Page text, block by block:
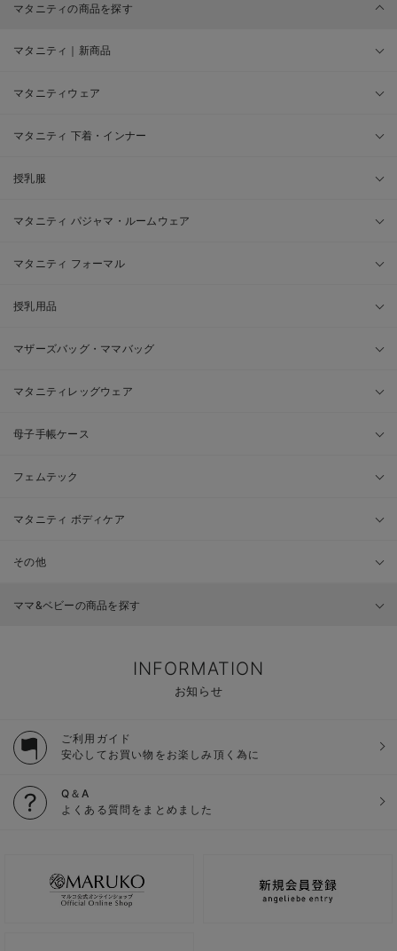
マタニティの商品を探す
マタニティ｜新商品
マタニティウェア
マタニティ 下着・インナー
授乳服
マタニティ パジャマ・ルームウェア
マタニティ フォーマル
授乳用品
マザーズバッグ・ママバッグ
マタニティレッグウェア
母子手帳ケース
フェムテック
マタニティ ボディケア
その他
ママ&ベビーの商品を探す
INFORMATION
お知らせ
ご利用ガイド
安心してお買い物をお楽しみ頂く為に
Q＆A
よくある質問をまとめました